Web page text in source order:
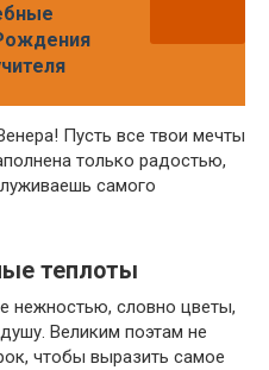
Пусть все твои мечты
только радостью,
самого
теплоты
нежностью, словно цветы,
Великим поэтам не
чтобы выразить самое